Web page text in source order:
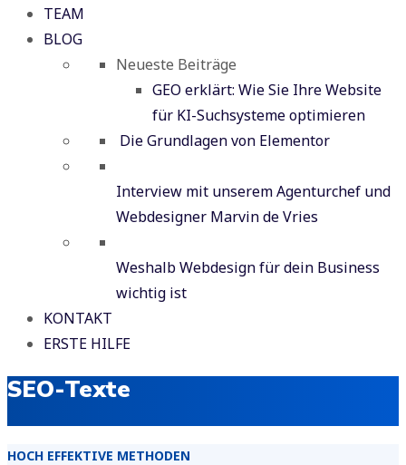
TEAM
BLOG
Neueste Beiträge
GEO erklärt: Wie Sie Ihre Website
für KI-Suchsysteme optimieren
Die Grundlagen von Elementor
Interview mit unserem Agenturchef und
Webdesigner Marvin de Vries
Weshalb Webdesign für dein Business
wichtig ist
KONTAKT
ERSTE HILFE
SEO-Texte
HOCH EFFEKTIVE METHODEN